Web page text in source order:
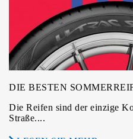
DIE BESTEN
Die Reifen sind der einzige
Straße....